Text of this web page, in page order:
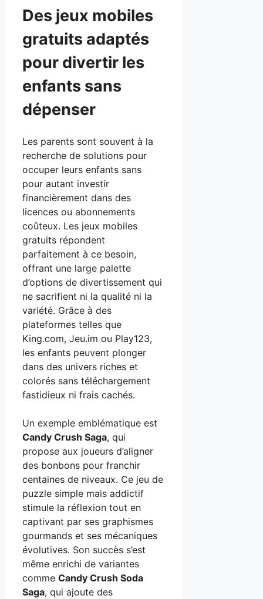
Des jeux mobiles
gratuits adaptés
pour divertir les
enfants sans
dépenser
Les parents sont souvent à la
recherche de solutions pour
occuper leurs enfants sans
pour autant investir
financièrement dans des
licences ou abonnements
coûteux. Les jeux mobiles
gratuits répondent
parfaitement à ce besoin,
offrant une large palette
d’options de divertissement qui
ne sacrifient ni la qualité ni la
variété. Grâce à des
plateformes telles que
King.com, Jeu.im ou Play123,
les enfants peuvent plonger
dans des univers riches et
colorés sans téléchargement
fastidieux ni frais cachés.
Un exemple emblématique est
Candy Crush Saga, qui
propose aux joueurs d’aligner
des bonbons pour franchir
centaines de niveaux. Ce jeu de
puzzle simple mais addictif
stimule la réflexion tout en
captivant par ses graphismes
gourmands et ses mécaniques
évolutives. Son succès s’est
même enrichi de variantes
comme Candy Crush Soda
Saga, qui ajoute des